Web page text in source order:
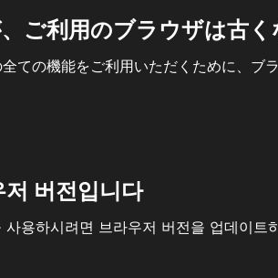
ご利用のブラウザは古
ての機能をご利用いただくために、ブ
버전입니다
용하시려면 브라우저 버전을 업데이트